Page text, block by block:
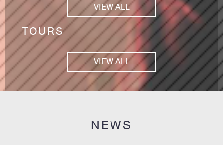
VIEW ALL
TOURS
VIEW ALL
NEWS